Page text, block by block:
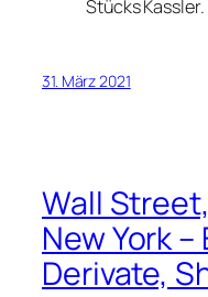
Stücks Kassler.
31. März 2021
Wall
New York –
Derivate,